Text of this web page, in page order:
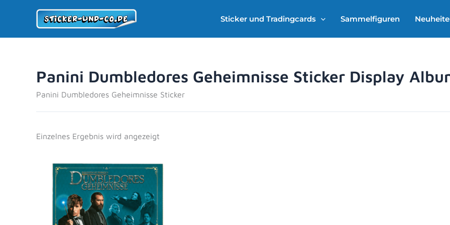
Sticker und Tradingcards Sammelfiguren
Panini Dumbledores Geheimnisse Sticker Display
Panini Dumbledores Geheimnisse Sticker
Einzelnes Ergebnis wird angezeigt